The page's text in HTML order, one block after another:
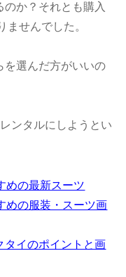
か？それとも購入
ませんでした。
を選んだ方がいいの
ンタルにしようとい
めの最新スーツ
めの服装・スーツ画
タイのポイントと画